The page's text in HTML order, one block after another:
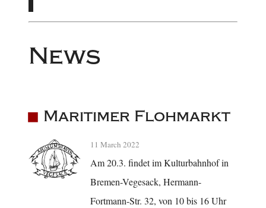
News
Maritimer Flohmarkt
11 March 2022
Am 20.3. findet im Kulturbahnhof in
Bremen-Vegesack, Hermann-
Fortmann-Str. 32, von 10 bis 16 Uhr